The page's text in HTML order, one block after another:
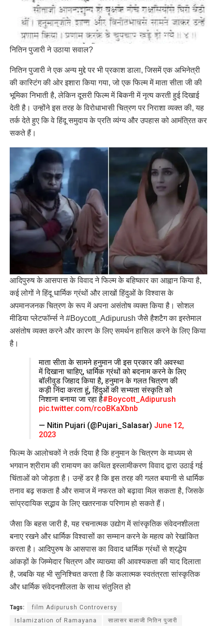
नितिन पुजारी ने उठाया सवाल?
नितिन पुजारी ने एक अन्य मुद्दे पर भी प्रकाश डाला, जिसमें एक अभिनेत्री
की कास्टिंग की ओर इशारा किया गया, जो एक फिल्म में माता सीता जी की
भूमिका निभाती है, लेकिन दूसरी फिल्म में बिकनी में नृत्य करती हुई दिखाई
देती है। उन्होंने इस तरह के विरोधाभासी चित्रण पर निराशा व्यक्त की, यह
तर्क देते हुए कि वे हिंदू समुदाय के प्रति व्यंग्य और उपहास को आमंत्रित कर
सकते हैं।
आदिपुरुष के आसपास के विवाद ने फिल्म के बहिष्कार का आह्वान किया है,
कई लोगों ने हिंदू धार्मिक ग्रंथों और लाखों हिंदुओं के विश्वास के
अपमानजनक चित्रण के रूप में अपना असंतोष व्यक्त किया है। सोशल
मीडिया प्लेटफॉर्म्स ने #Boycott_Adipurush जैसे हैशटैग का इस्तेमाल
असंतोष व्यक्त करने और कारण के लिए समर्थन हासिल करने के लिए किया
है।
माता सीता के सामने हनुमान जी इस प्रकार की अवस्था
में दिखाना चाहिए, धार्मिक ग्रंथों को बदनाम करने के लिए
बॉलीवुड जिहाद किया है, हनुमान के गलत चित्रण की
कड़ी निंदा करता हूं, हिंदुओं की सभ्यता संस्कृति को
निशाना बनाया जा रहा है#Boycott_Adipurush
pic.twitter.com/rcoBKaXbnb
— Nitin Pujari (@Pujari_Salasar) June 12,
2023
फिल्म के आलोचकों ने तर्क दिया है कि हनुमान के चित्रण के माध्यम से
भगवान श्रीराम की रामायण का कथित इस्लामीकरण विवाद द्वारा उठाई गई
चिंताओं को जोड़ता है। उन्हें डर है कि इस तरह की गलत बयानी से धार्मिक
तनाव बढ़ सकता है और समाज में नफरत को बढ़ावा मिल सकता है, जिसके
सांप्रदायिक सद्भाव के लिए खतरनाक परिणाम हो सकते हैं।
जैसा कि बहस जारी है, यह रचनात्मक उद्योग में सांस्कृतिक संवेदनशीलता
बनाए रखने और धार्मिक विश्वासों का सम्मान करने के महत्व को रेखांकित
करता है। आदिपुरुष के आसपास का विवाद धार्मिक ग्रंथों से श्रद्धेय
आंकड़ों के जिम्मेदार चित्रण और व्याख्या की आवश्यकता की याद दिलाता
है, जबकि यह भी सुनिश्चित करता है कि कलात्मक स्वतंत्रता सांस्कृतिक
और धार्मिक संवेदनशीलता के साथ संतुलित हो
Tags:
film Adipurush Controversy
Islamization of Ramayana
सालासर बालाजी नितिन पुजारी